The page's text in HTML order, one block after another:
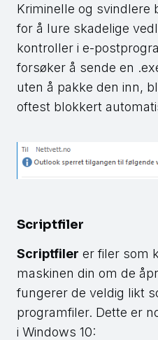
Kriminelle og svindlere
for å lure skadelige
kontroller i e-
forsøker å sende en
uten å pakke den inn,
oftest blokkert
Scriptfiler
Scriptfiler er filer som
maskinen din om de
fungerer de veldig likt
programfiler. Dette er
i Windows 10: